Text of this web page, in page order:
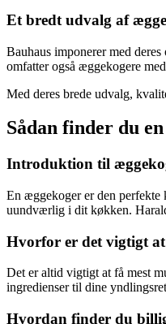
Et bredt udvalg af
Bauhaus imponerer med
omfatter også æggekogere
Med deres brede udvalg,
Sådan finder du
Introduktion til
En æggekoger er den
uundværlig i dit køkken.
Hvorfor er det vigtigt
Det er altid vigtigt at få mest
ingredienser til dine
Hvordan finder du